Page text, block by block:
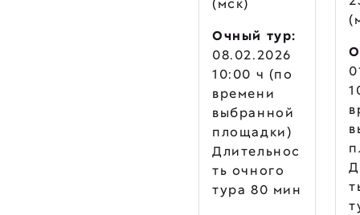
Очный тур:
08.02.2026
10:00 ч (по
времени
выбранной
площадки)
Длительнос
ть очного
тура 80 мин